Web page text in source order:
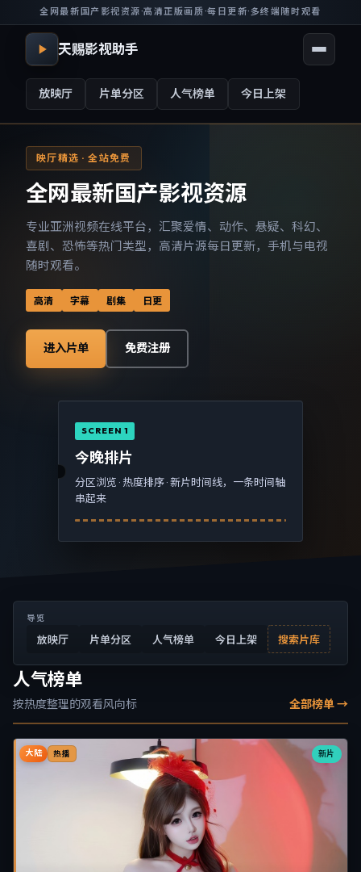
全网最新国产影视资源·高清正版画质·每日更新· 多终端随时观看
天赐影视助手
放映厅 片单分区 人气榜单 今日上架
映厅精选 · 全站免费
全网最新国产影视资源
专业亚洲视频在线平台，汇聚爱情、动作、悬疑、科幻、
喜剧、恐怖等热门类型，高清片源每日更新，手机与电视
随时观看。
高清 字幕 剧集 日更
进入片单 免费注册
SCREEN 1
今晚排片
分区浏览 · 热度排序 · 新片时间线，一条时间轴
串起来
导览
放映厅 片单分区 人气榜单 今日上架 搜索片库
人气榜单
按热度整理的观看风向标 全部榜单 →
新片
大陆 热播